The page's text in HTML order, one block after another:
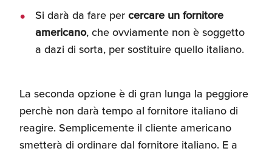
Si darà da fare percercare un fornitore
americano, che ovviamente non è soggetto
a dazi di sorta, per sostituire quello italiano.
La seconda opzione è di gran lunga la peggiore
perchè non darà tempo al fornitore italiano di
reagire. Semplicemente il cliente americano
smetterà di ordinare dal fornitore italiano. E a